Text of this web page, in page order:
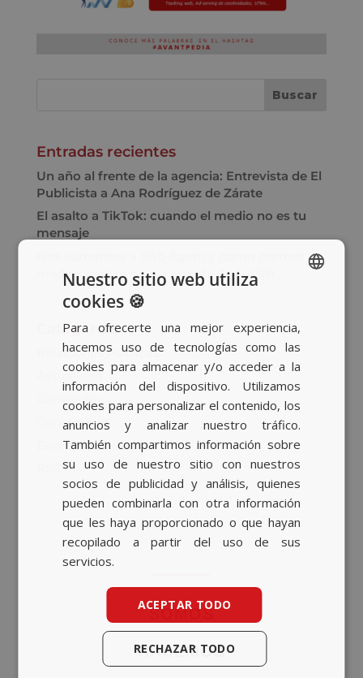
Entradas recientes
Un año al frente de la agencia: Entrevista de El
Publicista a Ana Rodríguez de Zárate
El asalto a TikTok: cuando el medio no es tu
mensaje
Nos sumamos a Bob Agency como partner de
medios para la nueva cuenta de GASIB
Categorías
Relaciones Públicas
Actualidad
Campañas
Corporativo
Eventos
SOMOS
HACEMOS
BASQUE
ENGLISH
Nuestro sitio web utiliza
cookies 🍪
Para ofrecerte una mejor experiencia,
hacemos uso de tecnologías como las
cookies para almacenar y/o acceder a la
información del dispositivo. Utilizamos
cookies para personalizar el contenido, los
anuncios y analizar nuestro tráfico.
También compartimos información sobre
su uso de nuestro sitio con nuestros
socios de publicidad y análisis, quienes
pueden combinarla con otra información
que les haya proporcionado o que hayan
recopilado a partir del uso de sus
servicios.
ACEPTAR TODO
RECHAZAR TODO